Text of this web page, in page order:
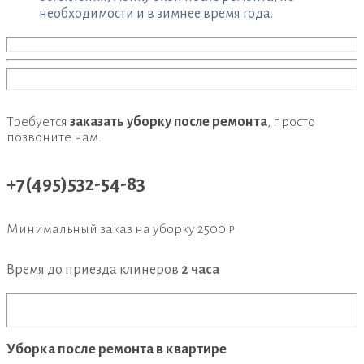
необходимости и в зимнее время года.
Требуется заказать уборку после ремонта, просто
позвоните нам:
+7(495)532-54-83
Минимальный заказ на уборку 2500 ₽
Время до приезда клинеров 2 часа
Уборка после ремонта в квартире